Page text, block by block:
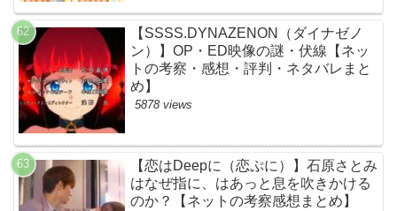
【SSSS.DYNAZENON（ダイナゼノ
ン）】OP・ED映像の謎・伏線【ネッ
トの考察・感想・評判・ネタバレまと
め】
5878 views
【恋はDeepに（恋ぷに）】石原さとみ
はなぜ指に、はあっと息を吹きかける
のか？【ネットの考察感想まとめ】